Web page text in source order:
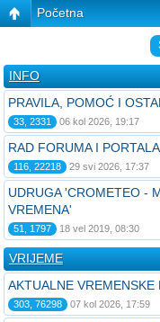
Početna
INFO
PRAVILA, POMOĆ I
33, 2331 06 kol 2026, 19:17
RAD FORUMA I PORTALA
116, 22218 29 svi 2026, 17:37
UDRUGA 'CROMETEO -
VREMENA'
51, 1797 18 vel 2019, 08:30
VRIJEME
AKTUALNE VREMENSKE
303, 76298 07 kol 2026, 17:59